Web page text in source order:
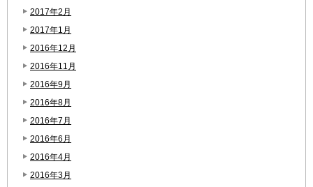
2017年2月
2017年1月
2016年12月
2016年11月
2016年9月
2016年8月
2016年7月
2016年6月
2016年4月
2016年3月